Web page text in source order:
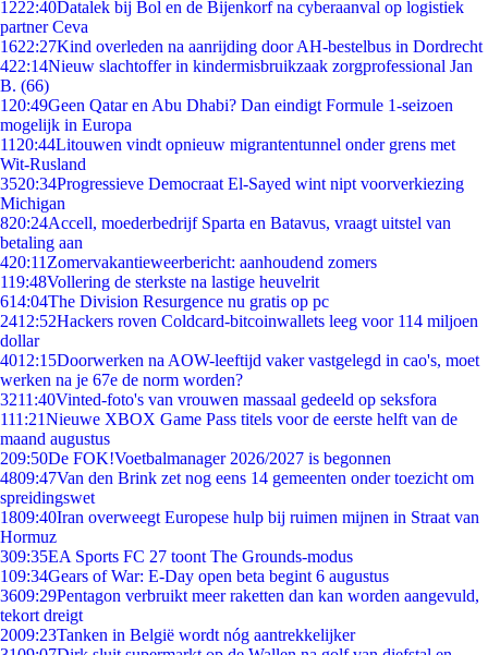
1222:40Datalek bij Bol en de Bijenkorf na cyberaanval op logistiek
partner Ceva
1622:27Kind overleden na aanrijding door AH-bestelbus in Dordrecht
422:14Nieuw slachtoffer in kindermisbruikzaak zorgprofessional Jan
B. (66)
1 20:49Geen Qatar en Abu Dhabi? Dan eindigt Formule 1-seizoen
mogelijk in Europa
11 20:44Litouwen vindt opnieuw migrantentunnel onder grens met
Wit-Rusland
3520:34Progressieve Democraat El-Sayed wint nipt voorverkiezing
Michigan
820:24Accell, moederbedrijf Sparta en Batavus, vraagt uitstel van
betaling aan
420:11 Zomervakantieweerbericht: aanhoudend zomers
119:48Vollering de sterkste na lastige heuvelrit
614:04The Division Resurgence nu gratis op pc
2412:52Hackers roven Coldcard-bitcoinwallets leeg voor 114 miljoen
dollar
4012:15Doorwerken na AOW-leeftijd vaker vastgelegd in cao's, moet
werken na je 67e de norm worden?
3211:40Vinted-foto's van vrouwen massaal gedeeld op seksfora
111:21Nieuwe XBOX Game Pass titels voor de eerste helft van de
maand augustus
209:50De FOK!Voetbalmanager 2026/2027 is begonnen
4809:47Van den Brink zet nog eens 14 gemeenten onder toezicht om
spreidingswet
1809:40Iran overweegt Europese hulp bij ruimen mijnen in Straat van
Hormuz
309:35EA Sports FC 27 toont The Grounds-modus
109:34Gears of War: E-Day open beta begint 6 augustus
3609:29Pentagon verbruikt meer raketten dan kan worden aangevuld,
tekort dreigt
2009:23Tanken in België wordt nóg aantrekkelijker